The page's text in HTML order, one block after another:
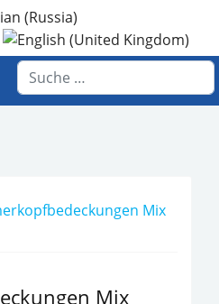
Suchen
Kinderbekleidung
Mix